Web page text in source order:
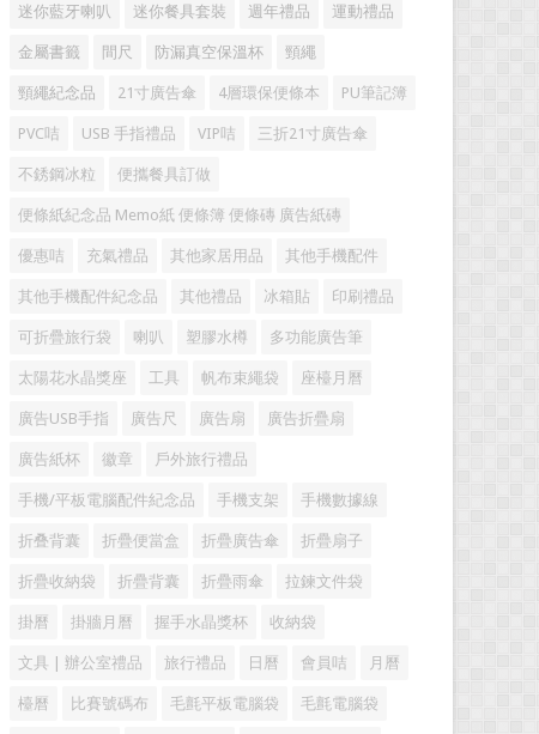
迷你藍牙喇叭 迷你餐具套裝 週年禮品 運動禮品
金屬書籤 間尺 防漏真空保溫杯 頸繩
頸繩紀念品 21寸廣告傘 4層環保便條本 PU筆記簿
PVC咭 USB 手指禮品 VIP咭 三折21寸廣告傘
不銹鋼冰粒 便攜餐具訂做
便條紙紀念品 Memo紙 便條簿 便條磚 廣告紙磚
優惠咭 充氣禮品 其他家居用品 其他手機配件
其他手機配件紀念品 其他禮品 冰箱貼 印刷禮品
可折疊旅行袋 喇叭 塑膠水樽 多功能廣告筆
太陽花水晶獎座 工具 帆布束繩袋 座檯月曆
廣告USB手指 廣告尺 廣告扇 廣告折疊扇
廣告紙杯 徽章 戶外旅行禮品
手機/平板電腦配件紀念品 手機支架 手機數據線
折叠背囊 折疊便當盒 折疊廣告傘 折疊扇子
折疊收納袋 折疊背囊 折疊雨傘 拉鍊文件袋
掛曆 掛牆月曆 握手水晶獎杯 收納袋
文具 | 辦公室禮品 旅行禮品 日曆 會員咭 月曆
檯曆 比賽號碼布 毛氈平板電腦袋 毛氈電腦袋